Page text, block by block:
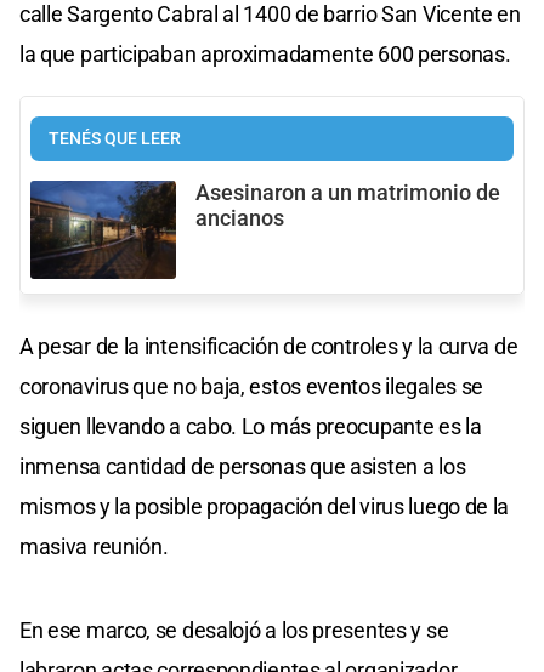
calle Sargento Cabral al 1400 de barrio San Vicente en
la que participaban aproximadamente 600 personas.
TENÉS QUE LEER
Asesinaron a un matrimonio de
ancianos
A pesar de la intensificación de controles y la curva de
coronavirus que no baja, estos eventos ilegales se
siguen llevando a cabo. Lo más preocupante es la
inmensa cantidad de personas que asisten a los
mismos y la posible propagación del virus luego de la
masiva reunión.
En ese marco, se desalojó a los presentes y se